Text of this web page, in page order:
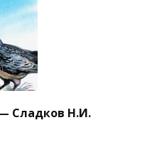
Сладков Н.И.